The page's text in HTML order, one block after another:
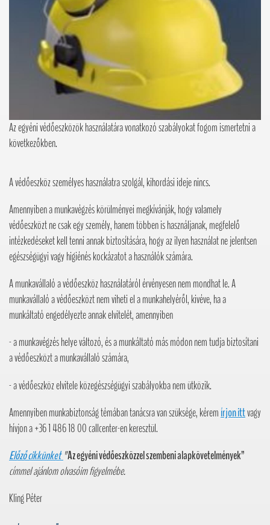
Az egyéni védőeszközök használatára vonatkozó szabályokat fogom ismertetni a
következőkben.
A védőeszköz személyes használatra szolgál, kihordási ideje nincs.
Amennyiben a munkavégzés körülményei megkívánják, hogy valamely
védőeszközt ne csak egy személy, hanem többen is használjanak, megfelelő
intézkedéseket kell tenni annak biztosítására, hogy az ilyen használat ne jelentsen
egészségügyi vagy higiénés kockázatot a használók számára.
A munkavállaló a védőeszköz használatáról érvényesen nem mondhat le. A
munkavállaló a védőeszközt nem viheti el a munkahelyéről, kivéve, ha a
munkáltató engedélyezte annak elvitelét, amennyiben
- a munkavégzés helye változó, és a munkáltató más módon nem tudja biztosítani
a védőeszközt a munkavállaló számára,
- a védőeszköz elvitele közegészségügyi szabályokba nem ütközik.
Amennyiben munkabiztonság témában tanácsra van szüksége, kéremírjon ittvagy
hívjon a +36 1 486 18 00 callcenter-en keresztül.
Előző cikkünket"Az egyéni védőeszközzel szembeni alapkövetelmények”
címmel ajánlom olvasóim figyelmébe.
Kling Péter